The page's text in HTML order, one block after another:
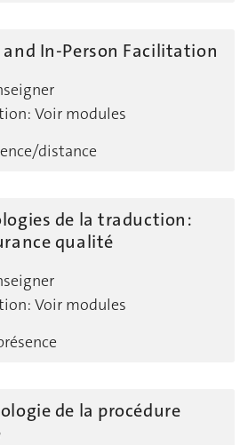
and In-Person Facilitation
Voir modules
distance
de la traduction:
qualité
Voir modules
de la procédure